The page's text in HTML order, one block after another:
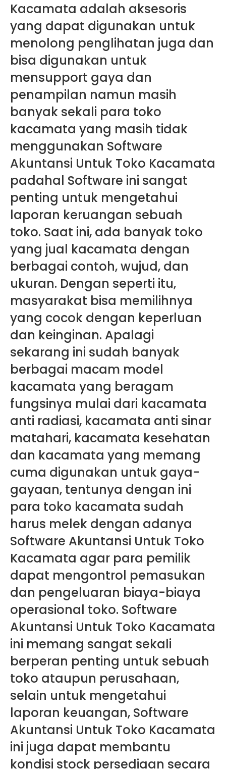
Kacamata adalah aksesoris
yang dapat digunakan untuk
menolong penglihatan juga dan
bisa digunakan untuk
mensupport gaya dan
penampilan namun masih
banyak sekali para toko
kacamata yang masih tidak
menggunakan Software
Akuntansi Untuk Toko Kacamata
padahal Software ini sangat
penting untuk mengetahui
laporan keruangan sebuah
toko. Saat ini, ada banyak toko
yang jual kacamata dengan
berbagai contoh, wujud, dan
ukuran. Dengan seperti itu,
masyarakat bisa memilihnya
yang cocok dengan keperluan
dan keinginan. Apalagi
sekarang ini sudah banyak
berbagai macam model
kacamata yang beragam
fungsinya mulai dari kacamata
anti radiasi, kacamata anti sinar
matahari, kacamata kesehatan
dan kacamata yang memang
cuma digunakan untuk gaya-
gayaan, tentunya dengan ini
para toko kacamata sudah
harus melek dengan adanya
Software Akuntansi Untuk Toko
Kacamata agar para pemilik
dapat mengontrol pemasukan
dan pengeluaran biaya-biaya
operasional toko. Software
Akuntansi Untuk Toko Kacamata
ini memang sangat sekali
berperan penting untuk sebuah
toko ataupun perusahaan,
selain untuk mengetahui
laporan keuangan, Software
Akuntansi Untuk Toko Kacamata
ini juga dapat membantu
kondisi stock persediaan secara